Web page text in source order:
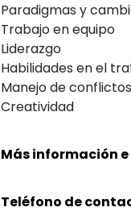
Paradigmas y
Trabajo en equipo
Liderazgo
Habilidades en el
Manejo de conflictos
Creatividad
Más información
Teléfono de